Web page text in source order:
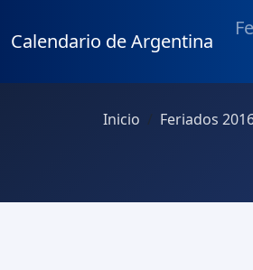
Calendario de Argentina
Inicio Feriados